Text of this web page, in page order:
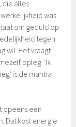
die alles
was
om geduld op
tegen
wil. Het vraagt
opleg. ‘Ik
is de mantra
opeens een
Dat kost energie